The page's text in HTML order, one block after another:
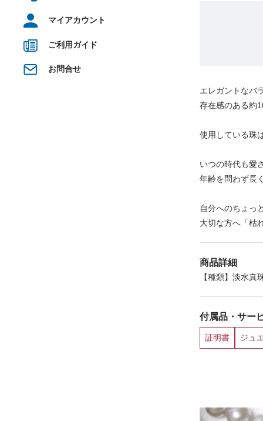
マイアカウント
ご利用ガイド
お問合せ
エレガントなバ
存在感のある約
使用している珠
いつの時代も愛
年齢を問わず長
自分へのちょっ
大切な方へ「枯
商品詳細
【種類】淡水
付属品・サー
証明書 ジュ